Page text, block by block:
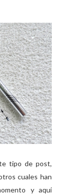
tipo de post,
cuales han
y aquí